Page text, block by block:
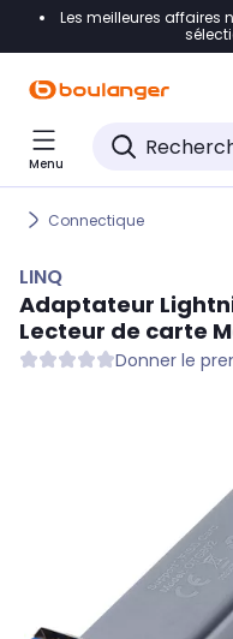
Accéder directement
Accéder directement
Accéder directement
Les meilleures affaires
Menu
Connectique
LINQ
Adaptateur
Lecteur de carte
Donner le